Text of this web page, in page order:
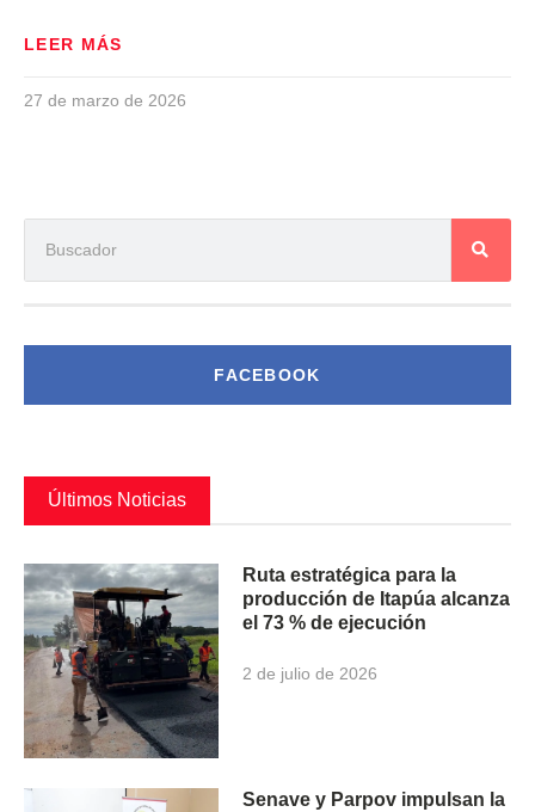
LEER MÁS
27 de marzo de 2026
FACEBOOK
Últimos Noticias
Ruta estratégica para la
producción de Itapúa alcanza
el 73 % de ejecución
2 de julio de 2026
Senave y Parpov impulsan la